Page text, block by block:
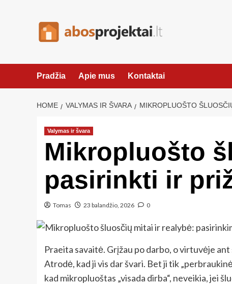
Pradžia Apie mus Kontaktai
HOME VALYMAS IR ŠVARA MIKROPLUOŠTO
Valymas ir švara
Mikropluošto
pasirinkti ir
Tomas 23 balandžio, 2026 0
Praeita savaitė. Grįžau po darbo, o virtuvėje
Atrodė, kad ji vis dar švari. Bet ji tik
kad mikropluoštas „visada dirba“, neveikia, jei